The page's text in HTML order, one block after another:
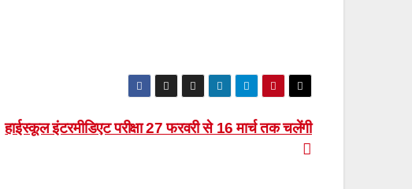
हाईस्कूल इंटरमीडिएट परीक्षा 27 फरवरी से 16 मार्च तक चलेंगी